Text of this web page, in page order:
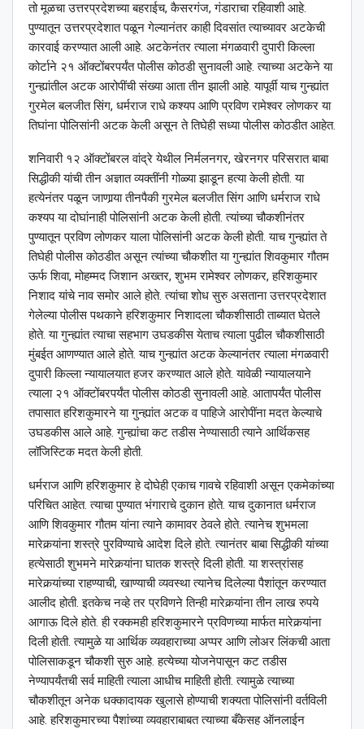
तो मूळचा उत्तरप्रदेशच्या बहराईच, कैसरगंज, गंडाराचा रहिवाशी आहे.
पुण्यातून उत्तरप्रदेशात पळून गेल्यानंतर काही दिवसांत त्याच्यावर अटकेची
कारवाई करण्यात आली आहे. अटकेनंतर त्याला मंगळवारी दुपारी किल्ला
कोर्टाने २१ ऑक्टोंबरपर्यंत पोलीस कोठडी सुनावली आहे. त्याच्या अटकेने या
गुन्ह्यांतील अटक आरोपींची संख्या आता तीन झाली आहे. यापूर्वी याच गुन्ह्यांत
गुरमेल बलजीत सिंग, धर्मराज राधे कश्यप आणि प्रविण रामेश्‍वर लोणकर या
तिघांना पोलिसांनी अटक केली असून ते तिघेही सध्या पोलीस कोठडीत आहेत.
शनिवारी १२ ऑक्टोंबरल वांद्रे येथील निर्मलनगर, खेरनगर परिसरात बाबा
सिद्धीकी यांची तीन अज्ञात व्यक्तींनी गोळ्या झाडून हत्या केली होती. या
हत्येनंतर पळून जाणार्‍या तीनपैकी गुरमेल बलजीत सिंग आणि धर्मराज राधे
कश्यप या दोघांनाही पोलिसांनी अटक केली होती. त्यांच्या चौकशीनंतर
पुण्यातून प्रविण लोणकर याला पोलिसांनी अटक केली होती. याच गुन्ह्यांत ते
तिघेही पोलीस कोठडीत असून त्यांच्या चौकशीत या गुन्ह्यांत शिवकुमार गौतम
ऊर्फ शिवा, मोहम्मद जिशान अख्तर, शुभम रामेश्‍वर लोणकर, हरिशकुमार
निशाद यांचे नाव समोर आले होते. त्यांचा शोध सुरु असताना उत्तरप्रदेशात
गेलेल्या पोलीस पथकाने हरिशकुमार निशादला चौकशीसाठी ताब्यात घेतले
होते. या गुन्ह्यांत त्याचा सहभाग उघडकीस येताच त्याला पुढील चौकशीसाठी
मुंबईत आणण्यात आले होते. याच गुन्ह्यांत अटक केल्यानंतर त्याला मंगळवारी
दुपारी किल्ला न्यायालयात हजर करण्यात आले होते. यावेळी न्यायालयाने
त्याला २१ ऑक्टोंबरपर्यंत पोलीस कोठडी सुनावली आहे. आतापर्यंत पोलीस
तपासात हरिशकुमारने या गुन्ह्यांत अटक व पाहिजे आरोपींना मदत केल्याचे
उघडकीस आले आहे. गुन्ह्यांचा कट तडीस नेण्यासाठी त्याने आर्थिकसह
लॉजिस्टिक मदत केली होती.
धर्मराज आणि हरिशकुमार हे दोघेही एकाच गावचे रहिवाशी असून एकमेकांच्या
परिचित आहेत. त्याचा पुण्यात भंगाराचे दुकान होते. याच दुकानात धर्मराज
आणि शिवकुमार गौतम यांना त्याने कामावर ठेवले होते. त्यानेच शुभमला
मारेकर्‍यांना शस्त्रे पुरविण्याचे आदेश दिले होते. त्यानंतर बाबा सिद्धीकी यांच्या
हत्येसाठी शुभमने मारेकर्‍यांना घातक शस्त्रे दिली होती. या शस्त्रांसह
मारेकर्‍यांच्या राहण्याची, खाण्याची व्यवस्था त्यानेच दिलेल्या पैशांतून करण्यात
आलीद होती. इतकेच नव्हे तर प्रविणने तिन्ही मारेकर्‍यांना तीन लाख रुपये
आगाऊ दिले होते. ही रक्कमही हरिशकुमारने प्रविणच्या मार्फत मारेकर्‍यांना
दिली होती. त्यामुळे या आर्थिक व्यवहाराच्या अप्पर आणि लोअर लिंकची आता
पोलिसाकडून चौकशी सुरु आहे. हत्येच्या योजनेपासून कट तडीस
नेण्यापर्यंतची सर्व माहिती त्याला आधीच माहिती होती. त्यामुळे त्याच्या
चौकशीतून अनेक धक्कादायक खुलासे होण्याची शक्यता पोलिसांनी वर्तविली
आहे. हरिशकुमारच्या पैशांच्या व्यवहाराबाबत त्याच्या बँकेसह ऑनलाईन